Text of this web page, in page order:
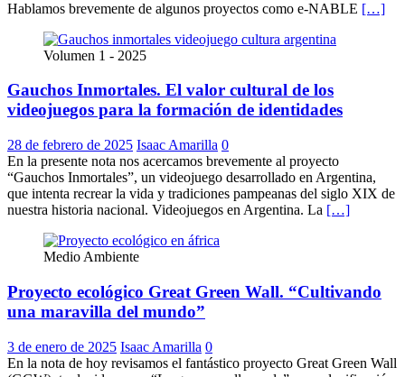
Hablamos brevemente de algunos proyectos como e-NABLE […]
Volumen 1 - 2025
Gauchos Inmortales. El valor cultural de los
videojuegos para la formación de identidades
28 de febrero de 2025 Isaac Amarilla 0
En la presente nota nos acercamos brevemente al proyecto
“Gauchos Inmortales”, un videojuego desarrollado en Argentina,
que intenta recrear la vida y tradiciones pampeanas del siglo XIX de
nuestra historia nacional. Videojuegos en Argentina. La […]
Medio Ambiente
Proyecto ecológico Great Green Wall. “Cultivando
una maravilla del mundo”
3 de enero de 2025 Isaac Amarilla 0
En la nota de hoy revisamos el fantástico proyecto Great Green Wall